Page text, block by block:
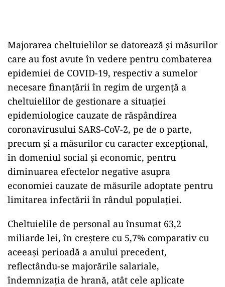
Majorarea cheltuielilor se datorează și măsurilor
care au fost avute în vedere pentru combaterea
epidemiei de COVID-19, respectiv a sumelor
necesare finanțării în regim de urgență a
cheltuielilor de gestionare a situației
epidemiologice cauzate de răspândirea
coronavirusului SARS-CoV-2, pe de o parte,
precum și a măsurilor cu caracter excepțional,
în domeniul social și economic, pentru
diminuarea efectelor negative asupra
economiei cauzate de măsurile adoptate pentru
limitarea infectării în rândul populației.
Cheltuielile de personal au însumat 63,2
miliarde lei, în creștere cu 5,7% comparativ cu
aceeași perioadă a anului precedent,
reflectându-se majorările salariale,
îndemnizația de hrană, atât cele aplicate